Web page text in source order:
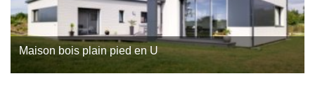
Maison bois plain pied en U